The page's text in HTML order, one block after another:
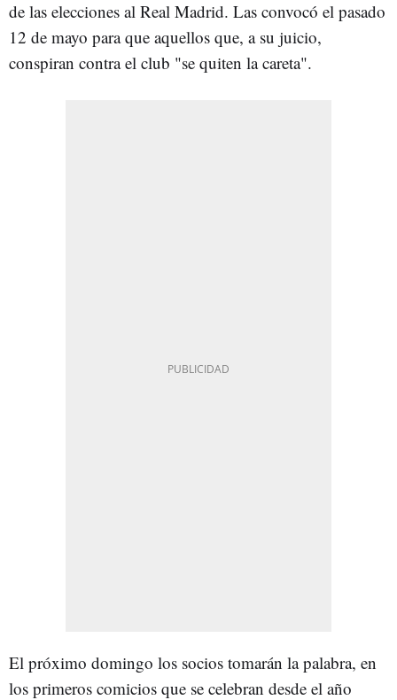
de las elecciones al Real Madrid. Las convocó el pasado
12 de mayo para que aquellos que, a su juicio,
conspiran contra el club "se quiten la careta".
El próximo domingo los socios tomarán la palabra, en
los primeros comicios que se celebran desde el año